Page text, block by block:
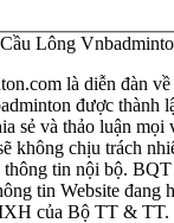
Lông
là diễn đàn
được thành
sẻ và thảo luận mọi
không chịu trách
tin nội bộ. BQT
tin Website đang
của Bộ TT & TT.